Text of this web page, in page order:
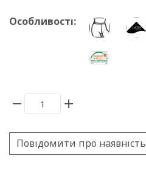
Особливості:
Повідомити про наявність